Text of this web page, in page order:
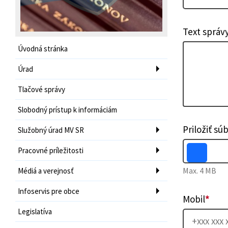
Úvodná stránka
Úrad
Tlačové správy
Slobodný prístup k informáciám
Služobný úrad MV SR
Pracovné príležitosti
Médiá a verejnosť
Infoservis pre obce
Legislatíva
Text
Priložiť
Max. 4 MB
Mobil*